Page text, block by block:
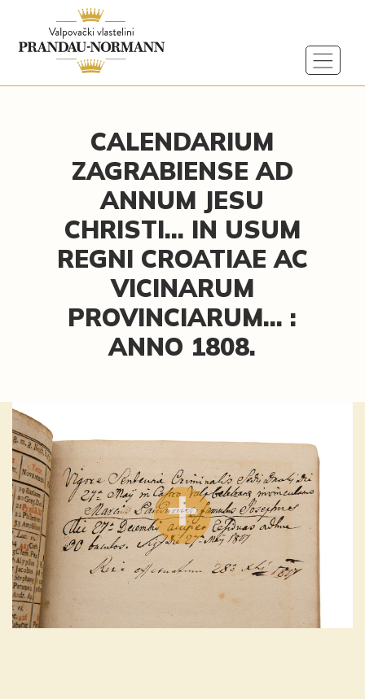
CALENDARIUM
ZAGRABIENSE AD
ANNUM JESU
CHRISTI... IN USUM
REGNI CROATIAE AC
VICINARUM
PROVINCIARUM... :
ANNO 1808.